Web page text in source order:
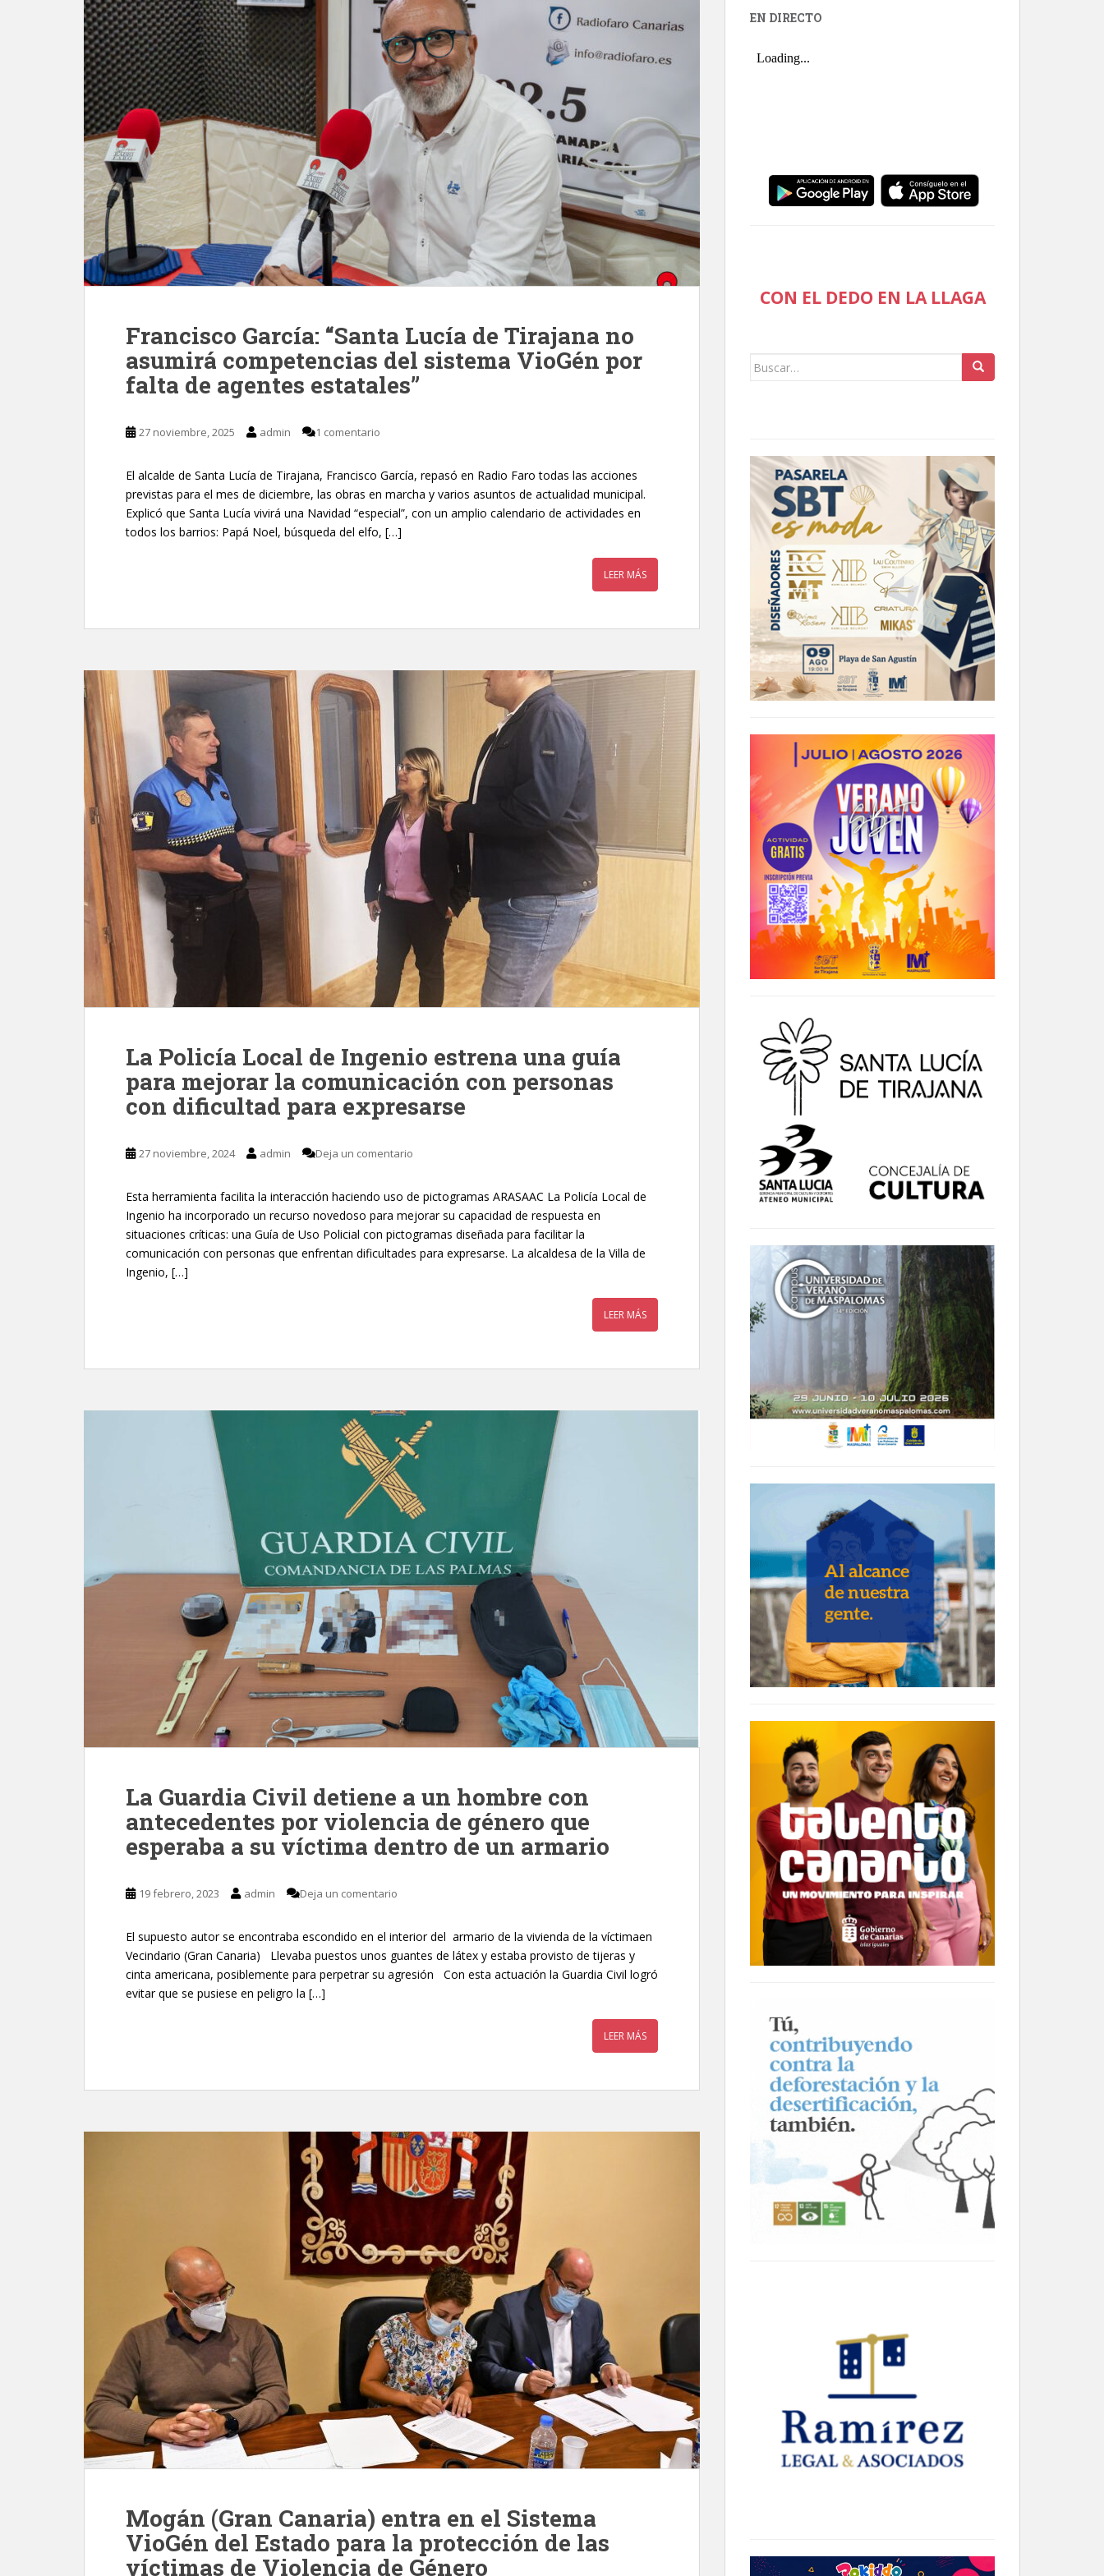
Francisco García: “Santa Lucía de Tirajana no
asumirá competencias del sistema VioGén por
falta de agentes estatales”
27 noviembre, 2025 admin 1 comentario
El alcalde de Santa Lucía de Tirajana, Francisco García, repasó en Radio Faro todas las acciones
previstas para el mes de diciembre, las obras en marcha y varios asuntos de actualidad municipal.
Explicó que Santa Lucía vivirá una Navidad “especial”, con un amplio calendario de actividades en
todos los barrios: Papá Noel, búsqueda del elfo, […]
LEER MÁS
La Policía Local de Ingenio estrena una guía
para mejorar la comunicación con personas
con dificultad para expresarse
27 noviembre, 2024 admin Deja un comentario
Esta herramienta facilita la interacción haciendo uso de pictogramas ARASAAC La Policía Local de
Ingenio ha incorporado un recurso novedoso para mejorar su capacidad de respuesta en
situaciones críticas: una Guía de Uso Policial con pictogramas diseñada para facilitar la
comunicación con personas que enfrentan dificultades para expresarse. La alcaldesa de la Villa de
Ingenio, […]
LEER MÁS
La Guardia Civil detiene a un hombre con
antecedentes por violencia de género que
esperaba a su víctima dentro de un armario
19 febrero, 2023 admin Deja un comentario
El supuesto autor se encontraba escondido en el interior del armario de la vivienda de la víctimaen
Vecindario (Gran Canaria) Llevaba puestos unos guantes de látex y estaba provisto de tijeras y
cinta americana, posiblemente para perpetrar su agresión Con esta actuación la Guardia Civil logró
evitar que se pusiese en peligro la […]
LEER MÁS
Mogán (Gran Canaria) entra en el Sistema
VioGén del Estado para la protección de las
víctimas de Violencia de Género
EN DIRECTO
CON EL DEDO EN LA LLAGA
Buscar: